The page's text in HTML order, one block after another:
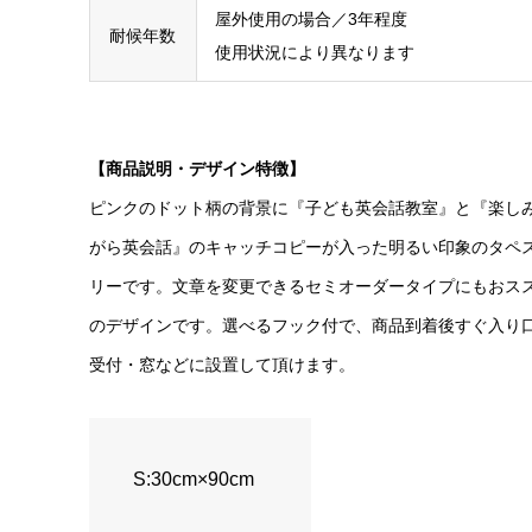
耐候年数
屋外使用の場合／3年程度
使用状況により異なります
【商品説明・デザイン特徴】
ピンクのドット柄の背景に『子ども英会話教室』と『楽し
がら英会話』のキャッチコピーが入った明るい印象のタペ
リーです。文章を変更できるセミオーダータイプにもおス
のデザインです。選べるフック付で、商品到着後すぐ入り
受付・窓などに設置して頂けます。
S:30cm×90cm